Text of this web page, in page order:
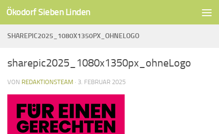
Unter dem Inhalt
Ökodorf Sieben Linden
SHAREPIC2025_1080X1350PX_OHNELOGO
sharepic2025_1080x1350px_ohneLogo
VON REDAKTIONSTEAM · 3. FEBRUAR 2025